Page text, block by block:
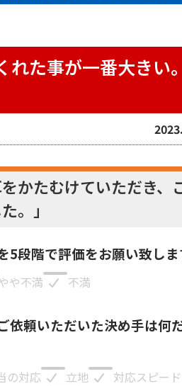
れた事が一番大きい
かたむけていただき、
。」
5段階で評価をお願い致しま
や不満 不満
依頼いただいた決め手は何
の対応 立地
対応スピード